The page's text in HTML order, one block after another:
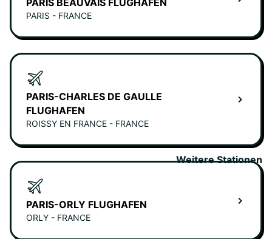
PARIS BEAUVAIS FLUGHAFEN
PARIS - FRANCE
PARIS-CHARLES DE GAULLE
FLUGHAFEN
ROISSY EN FRANCE - FRANCE
PARIS-ORLY FLUGHAFEN
ORLY - FRANCE
Weitere Stationen